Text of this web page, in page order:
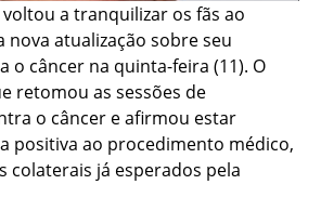
a tranquilizar os fãs ao
atualização sobre seu
o câncer na quinta-feira (11). O
retomou as sessões de
o câncer e afirmou estar
positiva ao procedimento médico,
colaterais já esperados pela